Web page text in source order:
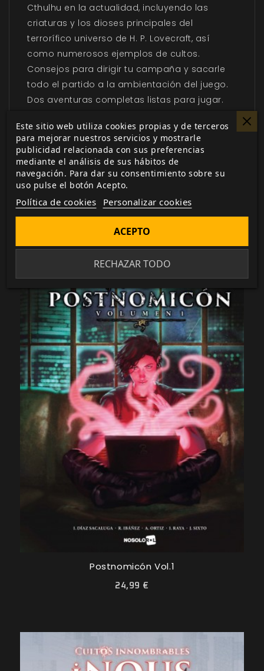
Cthulhu en la actualidad, incluyendo las
criaturas y los dioses principales del
terrorífico universo de H. P. Lovecraft, así
como numerosos ejemplos de cultos.
Consejos para dirigir tu campaña y sacarle
todo el partido a la ambientación del juego.
Dos aventuras completas listas para jugar.
No temas, acércate y descubre la verdad de
los Mitos de la mano deCultos Innombrables.
Postnomicón Vol.1
24,99 €
Este sitio web utiliza cookies propias y de terceros
para mejorar nuestros servicios y mostrarle
publicidad relacionada con sus preferencias
mediante el análisis de sus hábitos de
navegación. Para dar su consentimiento sobre su
uso pulse el botón Acepto.
Política de cookies Personalizar cookies
RECHAZAR TODO
ACEPTO